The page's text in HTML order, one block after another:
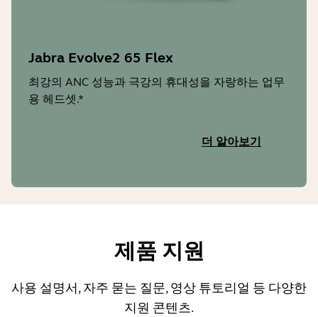
Jabra Evolve2 65 Flex
최강의 ANC 성능과 극강의 휴대성을 자랑하는 업무
용 헤드셋.*
더 알아보기
제품 지원
사용 설명서, 자주 묻는 질문, 영상 튜토리얼 등 다양한
지원 콘텐츠.